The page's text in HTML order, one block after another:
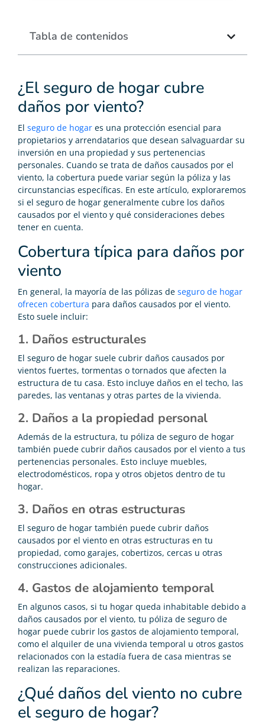
¿El seguro de hogar cubre
daños por viento?
El seguro de hogar es una protección esencial para
propietarios y arrendatarios que desean salvaguardar su
inversión en una propiedad y sus pertenencias
personales. Cuando se trata de daños causados por el
viento, la cobertura puede variar según la póliza y las
circunstancias específicas. En este artículo, exploraremos
si el seguro de hogar generalmente cubre los daños
causados por el viento y qué consideraciones debes
tener en cuenta.
Cobertura típica para daños por
viento
En general, la mayoría de las pólizas de seguro de hogar
ofrecen cobertura para daños causados por el viento.
Esto suele incluir:
1. Daños estructurales
El seguro de hogar suele cubrir daños causados por
vientos fuertes, tormentas o tornados que afecten la
estructura de tu casa. Esto incluye daños en el techo, las
paredes, las ventanas y otras partes de la vivienda.
2. Daños a la propiedad personal
Además de la estructura, tu póliza de seguro de hogar
también puede cubrir daños causados por el viento a tus
pertenencias personales. Esto incluye muebles,
electrodomésticos, ropa y otros objetos dentro de tu
hogar.
3. Daños en otras estructuras
El seguro de hogar también puede cubrir daños
causados por el viento en otras estructuras en tu
propiedad, como garajes, cobertizos, cercas u otras
construcciones adicionales.
4. Gastos de alojamiento temporal
En algunos casos, si tu hogar queda inhabitable debido a
daños causados por el viento, tu póliza de seguro de
hogar puede cubrir los gastos de alojamiento temporal,
como el alquiler de una vivienda temporal u otros gastos
relacionados con la estadía fuera de casa mientras se
realizan las reparaciones.
¿Qué daños del viento no cubre
el seguro de hogar?
Tabla de contenidos